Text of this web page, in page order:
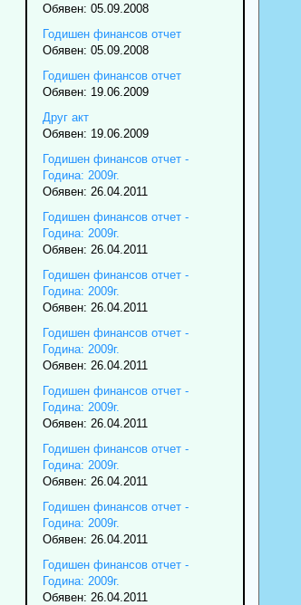
Обявен: 05.09.2008
Годишен финансов отчет
Обявен: 05.09.2008
Годишен финансов отчет
Обявен: 19.06.2009
Друг акт
Обявен: 19.06.2009
Годишен финансов отчет -
Година: 2009г.
Обявен: 26.04.2011
Годишен финансов отчет -
Година: 2009г.
Обявен: 26.04.2011
Годишен финансов отчет -
Година: 2009г.
Обявен: 26.04.2011
Годишен финансов отчет -
Година: 2009г.
Обявен: 26.04.2011
Годишен финансов отчет -
Година: 2009г.
Обявен: 26.04.2011
Годишен финансов отчет -
Година: 2009г.
Обявен: 26.04.2011
Годишен финансов отчет -
Година: 2009г.
Обявен: 26.04.2011
Годишен финансов отчет -
Година: 2009г.
Обявен: 26.04.2011